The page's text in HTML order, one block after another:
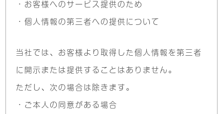
・お客様へのサービス提供のため
・個人情報の第三者への提供について
当社では、お客様より取得した個人情報を第三者
に開⺬ または提供することはありません。
ただし、次の場合は除きます。
・ご本人の同意がある場合